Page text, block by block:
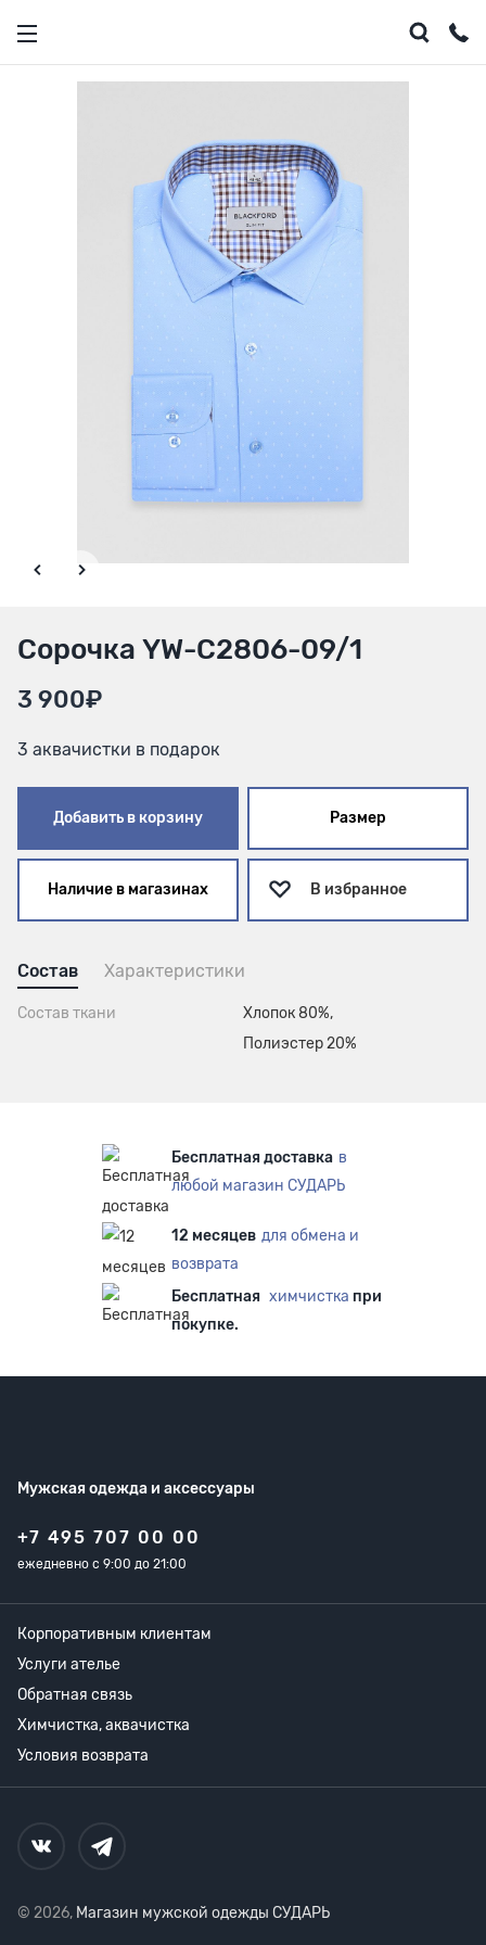
Сорочка YW-C2806-09/1
3 900₽
3 аквачистки в подарок
Добавить в корзину Размер
Наличие в магазинах В избранное
Состав Характеристики
Состав ткани
Хлопок 80%,
Полиэстер 20%
Бесплатная доставка в
любой магазин СУДАРЬ
12 месяцев для обмена и
возврата
Бесплатная химчистка при
покупке.
Мужская одежда и аксессуары
+7 495 707 00 00
ежедневно с 9:00 до 21:00
Корпоративным клиентам
Услуги ателье
Обратная связь
Химчистка, аквачистка
Условия возврата
© 2026, Магазин мужской одежды СУДАРЬ